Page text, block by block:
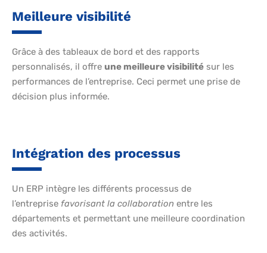
Meilleure visibilité
Grâce à des tableaux de bord et des rapports
personnalisés, il offre une meilleure visibilité sur les
performances de l’entreprise. Ceci permet une prise de
décision plus informée.
Intégration des processus
Un ERP intègre les différents processus de
l’entreprise favorisant la collaboration entre les
départements et permettant une meilleure coordination
des activités.